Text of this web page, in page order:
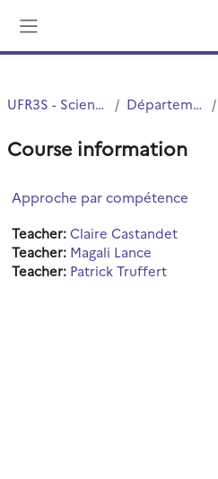
UFR3S - Sciences de Santé et du Sport Département UFR3S - Médecine
Course information
Approche par compétence
Teacher:Claire Castandet
Teacher: Magali Lance
Teacher: Patrick Truffert